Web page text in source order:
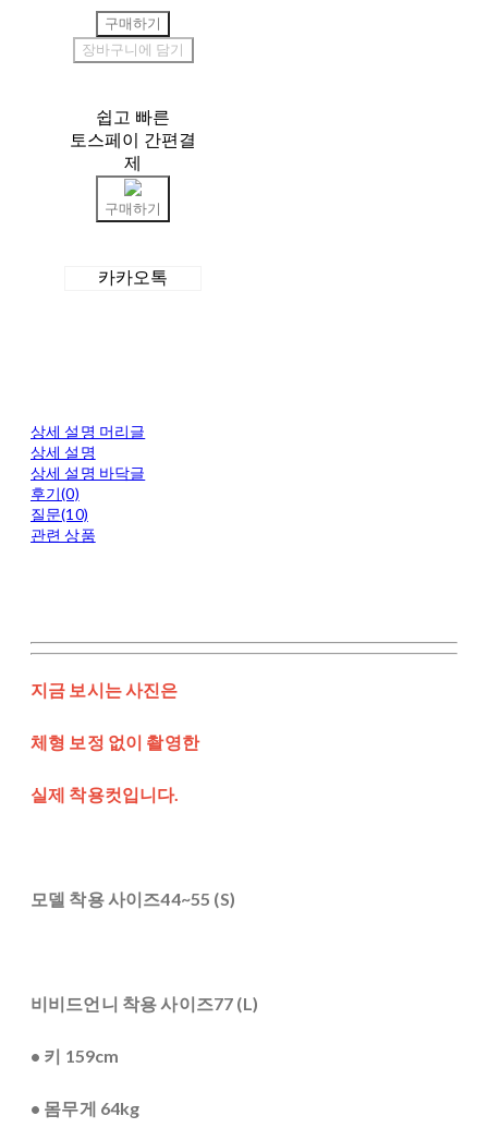
구매하기
장바구니에 담기
쉽고 빠른
토스페이 간편결
제
구매하기
카카오톡
상세 설명 머리글
상세 설명
상세 설명 바닥글
후기(0)
질문(10)
관련 상품
지금 보시는 사진은
체형 보정 없이 촬영한
실제 착용컷입니다.
모델 착용 사이즈44~55 (S)
비비드언니 착용 사이즈77 (L)
• 키 159cm
• 몸무게 64kg